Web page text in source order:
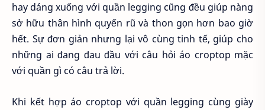
hay dáng xuống với quần legging cũng đều giúp nàng
sở hữu thân hình quyến rũ và thon gọn hơn bao giờ
hết. Sự đơn giản nhưng lại vô cùng tinh tế, giúp cho
những ai đang đau đầu với câu hỏi áo croptop mặc
với quần gì có câu trả lời.
Khi kết hợp áo croptop với quần legging cùng giày